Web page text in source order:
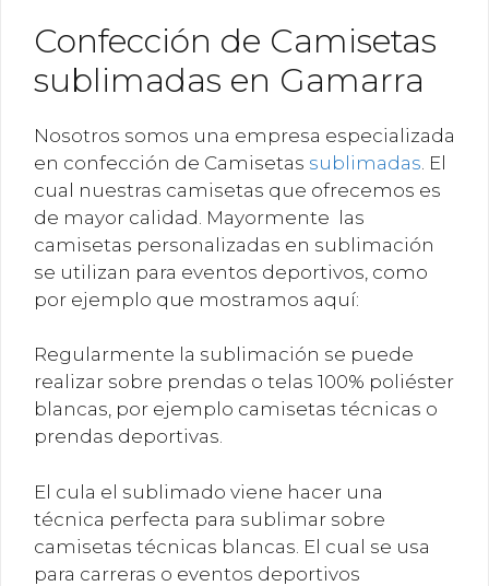
Confección de Camisetas
sublimadas en Gamarra
Nosotros somos una empresa especializada
en confección de Camisetas sublimadas . El
cual nuestras camisetas que ofrecemos es
de mayor calidad. Mayormente las
camisetas personalizadas en sublimación
se utilizan para eventos deportivos, como
por ejemplo que mostramos aquí:
Regularmente la sublimación se puede
realizar sobre prendas o telas 100% poliéster
blancas, por ejemplo camisetas técnicas o
prendas deportivas.
El cula el sublimado viene hacer una
técnica perfecta para sublimar sobre
camisetas técnicas blancas. El cual se usa
para carreras o eventos deportivos